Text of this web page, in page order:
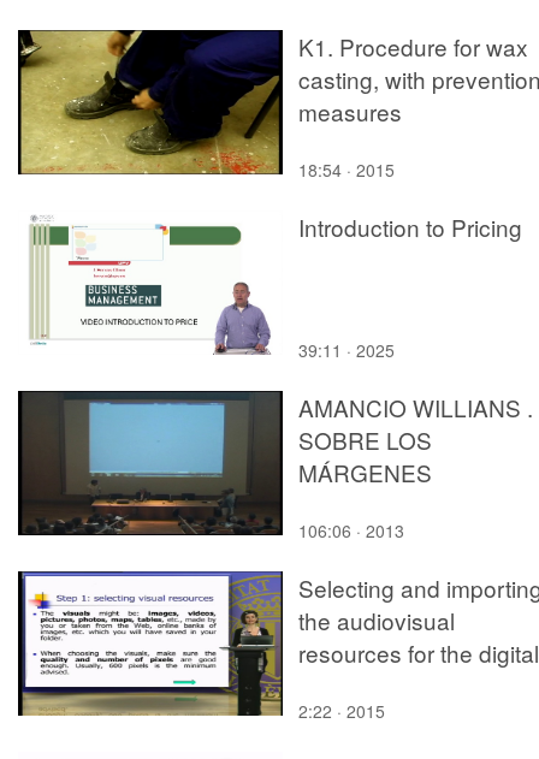
K1. Procedure for wax
casting, with
measures
18:54 · 2015
Introduction to Pricing
39:11 · 2025
AMANCIO WILLIANS .
SOBRE LOS
MÁRGENES
106:06 · 2013
Selecting and
the audiovisual
resources for the digital
2:22 · 2015